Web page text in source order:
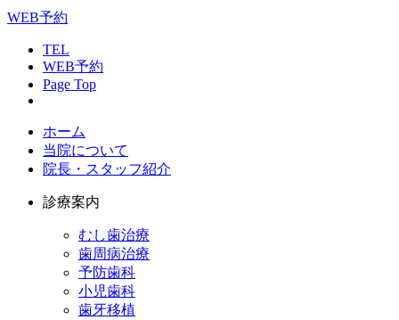
WEB予約
TEL
WEB予約
Page Top
ホーム
当院について
院長・スタッフ紹介
診療案内
むし歯治療
歯周病治療
予防歯科
小児歯科
歯牙移植